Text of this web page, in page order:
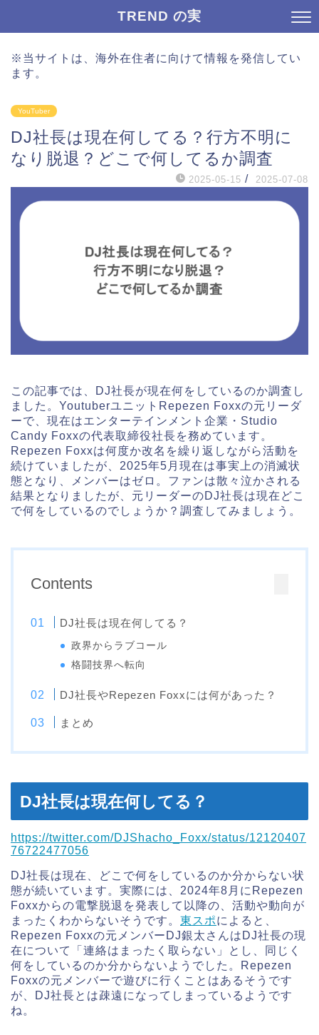
TREND の実
※当サイトは、海外在住者に向けて情報を発信してい
ます。
YouTuber
DJ社長は現在何してる？行方不明に
なり脱退？どこで何してるか調査
2025-05-15 / 2025-07-08
この記事では、DJ社長が現在何をしているのか調査し
ました。YoutuberユニットRepezen Foxxの元リーダ
ーで、現在はエンターテインメント企業・Studio
Candy Foxxの代表取締役社長を務めています。
Repezen Foxxは何度か改名を繰り返しながら活動を
続けていましたが、2025年5月現在は事実上の消滅状
態となり、メンバーはゼロ。ファンは散々泣かされる
結果となりましたが、元リーダーのDJ社長は現在どこ
で何をしているのでしょうか？調査してみましょう。
Contents
DJ社長は現在何してる？
政界からラブコール
格闘技界へ転向
DJ社長やRepezen Foxxには何があった？
まとめ
DJ社長は現在何してる？
https://twitter.com/DJShacho_Foxx/status/12120407
76722477056
DJ社長は現在、どこで何をしているのか分からない状
態が続いています。実際には、2024年8月にRepezen
Foxxからの電撃脱退を発表して以降の、活動や動向が
まったくわからないそうです。 東スポによると、
Repezen Foxxの元メンバーDJ銀太さんはDJ社長の現
在について「連絡はまったく取らない」とし、同じく
何をしているのか分からないようでした。Repezen
Foxxの元メンバーで遊びに行くことはあるそうです
が、DJ社長とは疎遠になってしまっているようです
ね。